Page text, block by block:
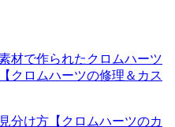
材で作られたクロムハーツ
クロムハーツの修理＆カス
分け方【クロムハーツのカ